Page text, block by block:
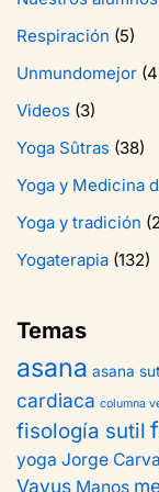
Respiración (5)
Unmundomejor
Videos (3)
Yoga Sûtras (38)
Yoga y Medicina
Yoga y tradición
Yogaterapia (132)
Temas
asana asana
cardiaca columna
fisología sutil
yoga Jorge
Vayus Manos